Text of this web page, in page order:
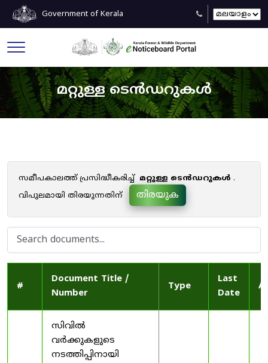
Government of Kerala
മറ്റുള്ള ടെൻഡറുകൾ
സമീപകാലത്ത് പ്രസിദ്ധീകരിച്ച് മറ്റുള്ള ടെൻഡറുകൾ .
വിപുലമായി തിരയുന്നതിന്
തിരയുക
#
Document Title /
Number
Type
Last
Date
സിവിൽ
വർക്കുകളുടെ
നടത്തിപ്പിനായി